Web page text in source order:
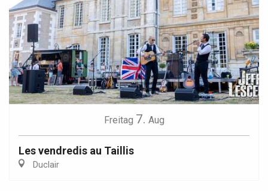
Freitag 7. Aug
Les vendredis au Taillis
Duclair